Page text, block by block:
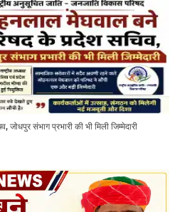
संभाग प्रभारी की भी मिली जिम्मेदारी